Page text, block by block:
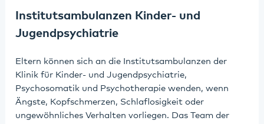
Institutsambulanzen Kinder- und
Jugendpsychiatrie
Eltern können sich an die Institutsambulanzen der
Klinik für Kinder- und Jugendpsychiatrie,
Psychosomatik und Psychotherapie wenden, wenn
Ängste, Kopfschmerzen, Schlaflosigkeit oder
ungewöhnliches Verhalten vorliegen. Das Team der